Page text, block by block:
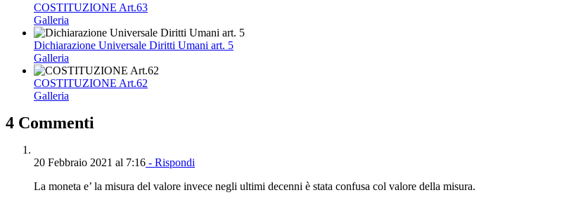
COSTITUZIONE Art.63
Galleria
Dichiarazione Universale Diritti Umani art. 5
Galleria
COSTITUZIONE Art.62
Galleria
4 Commenti
20 Febbraio 2021 al 7:16 - Rispondi
La moneta e’ la misura del valore invece negli ultimi decenni è stata confusa col valore della misura.